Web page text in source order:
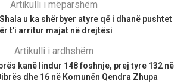
Artikulli i mëparshëm
u ka shërbyer atyre që i dhanë pushtet
t’i arritur majat në drejtësi
Artikulli i ardhshëm
kanë lindur 148 foshnje, prej tyre 132 në
dhe 16 në Komunën Qendra Zhupa